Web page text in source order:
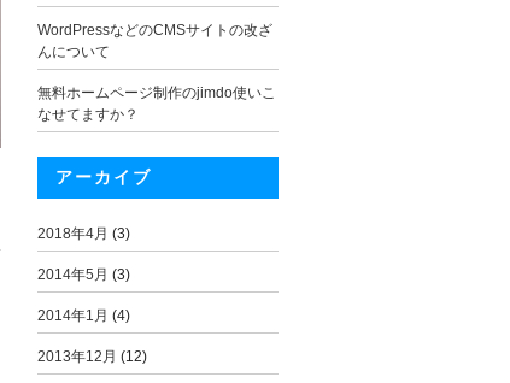
WordPressなどのCMSサイトの改ざ
んについて
無料ホームページ制作のjimdo使いこ
なせてますか？
アーカイブ
2018年4月 (3)
2014年5月 (3)
2014年1月 (4)
2013年12月 (12)